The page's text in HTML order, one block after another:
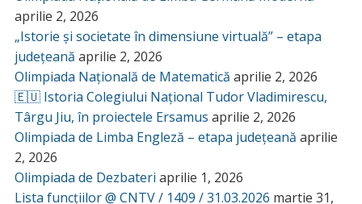
aprilie 2, 2026
„Istorie și societate în dimensiune virtuală” – etapa
județeană aprilie 2, 2026
Olimpiada Națională de Matematică aprilie 2, 2026
🇪🇺 Istoria Colegiului Național Tudor Vladimirescu,
Târgu Jiu, în proiectele Ersamus aprilie 2, 2026
Olimpiada de Limba Engleză – etapa județeană aprilie
2, 2026
Olimpiada de Dezbateri aprilie 1, 2026
Lista funcțiilor @ CNTV / 1409 / 31.03.2026 martie 31,